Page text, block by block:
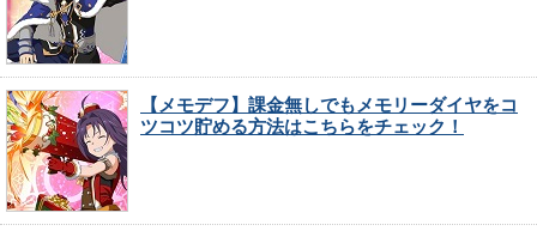
【メモデフ】課金無しでもメモリーダイヤをコ
ツコツ貯める方法はこちらをチェック！